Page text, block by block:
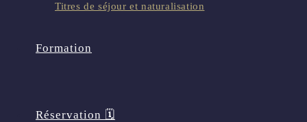
Titres de séjour et naturalisation
Formation
Réservation 🗓️